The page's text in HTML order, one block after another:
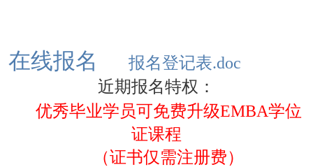
在线报名
报名登记表.doc
近期报名特权：
优秀毕业学员可免费升级EMBA学位
证课程
（证书仅需注册费）